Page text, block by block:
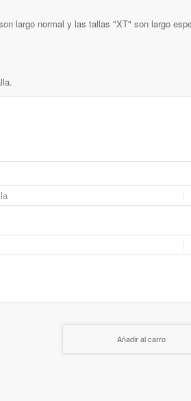
largo normal y las tallas "XT" son largo
Añadir al carro